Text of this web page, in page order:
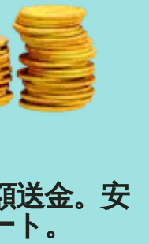
送金。安
。